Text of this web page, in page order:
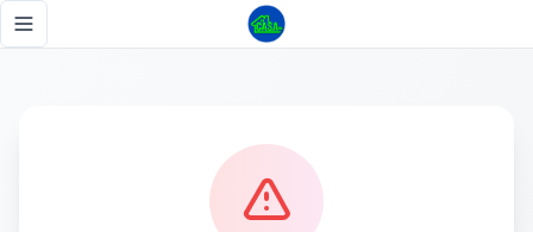
Toggle navigation menu
Página no encontrada - Tu Casa RD